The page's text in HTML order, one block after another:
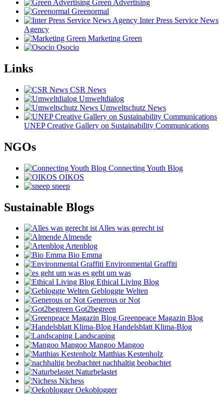
Green Advertising
Greenormal
Inter Press Service News
Agency
Marketing Green
Osocio
Links
CSR News
Umweltdialog
Umweltschutz News
UNEP Creative Gallery on Sustainability Communications
NGOs
Connecting Youth Blog
OIKOS
sneep
Sustainable Blogs
Alles was gerecht ist
Almende
Artenblog
Bio Emma
Environmental Graffiti
es geht um was
Ethical Living Blog
Gebloggte Welten
Generous or Not
Got2begreen
Greenpeace Magazin Blog
Handelsblatt Klima-Blog
Landscaping
Mangoo Mangoo
Matthias Kestenholz
nachhaltig beobachtet
Naturbelastet
Nichess
Oekoblogger